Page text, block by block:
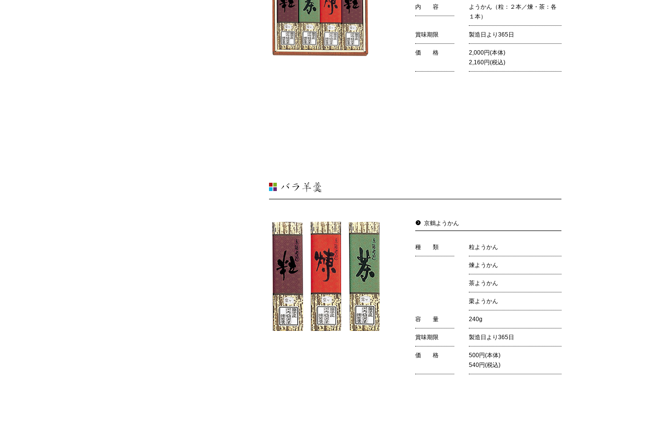
内 容
ようかん（粒：２本／煉・茶：各
１本）
賞味期限 製造日より365日
価 格
2,000円(本体)
2,160円(税込)
京鶴ようかん
種 類 粒ようかん
煉ようかん
茶ようかん
栗ようかん
容 量 240g
賞味期限 製造日より365日
価 格
500円(本体)
540円(税込)